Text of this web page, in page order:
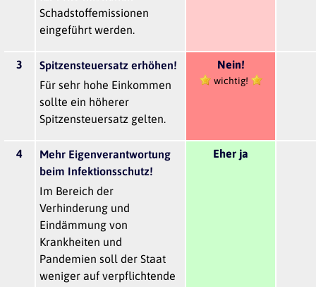
Schadstoffemissionen
eingeführt werden.
3
Spitzensteuersatz erhöhen!
Für sehr hohe Einkommen
sollte ein höherer
Spitzensteuersatz gelten.
Nein!
wichtig!
4
Mehr Eigenverantwortung
beim Infektionsschutz!
Im Bereich der
Verhinderung und
Eindämmung von
Krankheiten und
Pandemien soll der Staat
weniger auf verpflichtende
Eher ja